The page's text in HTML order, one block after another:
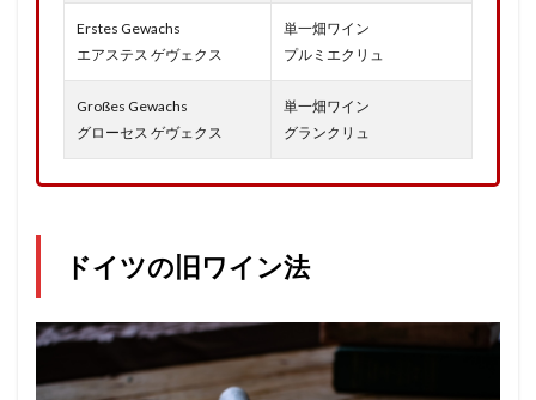
Erstes Gewachs
エアステス ゲヴェクス
単一畑ワイン
プルミエクリュ
Großes Gewachs
グローセス ゲヴェクス
単一畑ワイン
グランクリュ
ドイツの旧ワイン法